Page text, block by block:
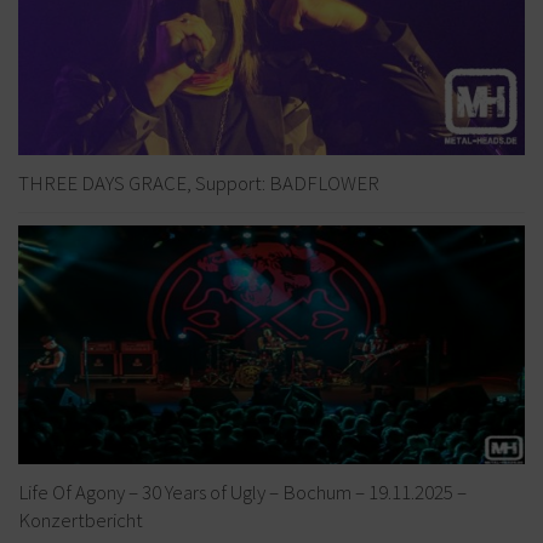
THREE DAYS GRACE, Support: BADFLOWER
Life Of Agony – 30 Years of Ugly – Bochum – 19.11.2025 –
Konzertbericht